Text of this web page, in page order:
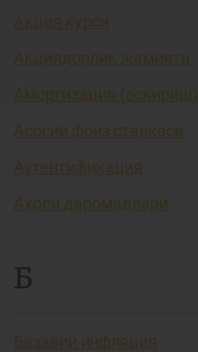
Акция курси
Акциядорлик жамияти
Амортизация (эскириш)
Асосий фоиз ставкаси
Аутентификация
Аҳоли даромадлари
Б
Базавий инфляция